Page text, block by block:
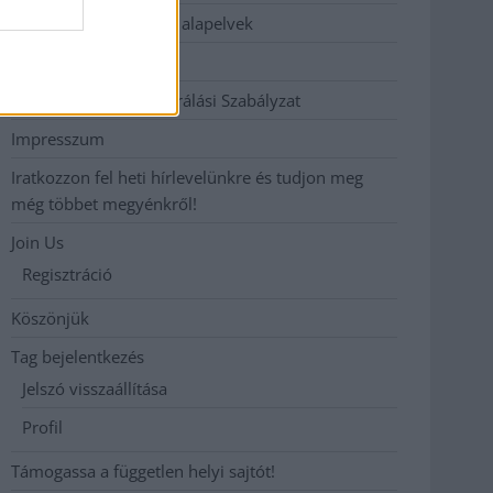
Etikai és függetlenségi alapelvek
Hozzászólási és Moderálási Szabályzat
Impresszum
Iratkozzon fel heti hírlevelünkre és tudjon meg
még többet megyénkről!
Join Us
Regisztráció
Köszönjük
Tag bejelentkezés
Jelszó visszaállítása
Profil
Támogassa a független helyi sajtót!